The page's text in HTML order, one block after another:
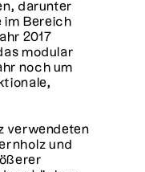
darunter
im Bereich
2017
modular
noch um
verwendeten
und